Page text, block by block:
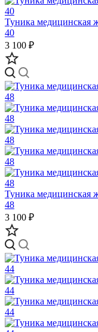
Туника медицинская
40
3 100 ₽
Туника медицинская
48
3 100 ₽